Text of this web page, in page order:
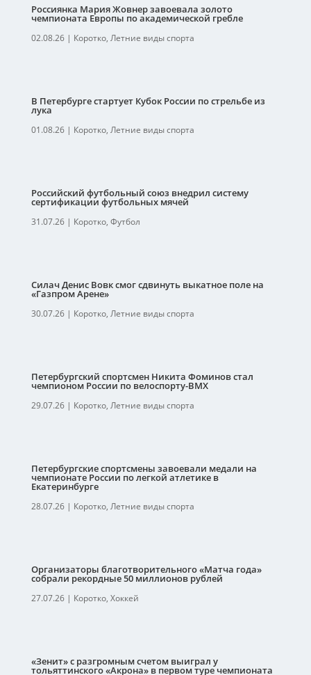
Россиянка Мария Жовнер завоевала золото
чемпионата Европы по академической гребле
02.08.26| Коротко, Летние виды спорта
В Петербурге стартует Кубок России по стрельбе из
лука
01.08.26| Коротко, Летние виды спорта
Российский футбольный союз внедрил систему
сертификации футбольных мячей
31.07.26| Коротко, Футбол
Силач Денис Вовк смог сдвинуть выкатное поле на
«Газпром Арене»
30.07.26| Коротко, Летние виды спорта
Петербургский спортсмен Никита Фоминов стал
чемпионом России по велоспорту-ВМХ
29.07.26| Коротко, Летние виды спорта
Петербургские спортсмены завоевали медали на
чемпионате России по легкой атлетике в
Екатеринбурге
28.07.26| Коротко, Летние виды спорта
Организаторы благотворительного «Матча года»
собрали рекордные 50 миллионов рублей
27.07.26| Коротко, Хоккей
«Зенит» с разгромным счетом выиграл у
тольяттинского «Акрона» в первом туре чемпионата